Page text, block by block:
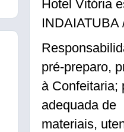
Hotel Vitória
INDAIATUBA
pré-preparo,
à Confeitaria;
adequada de
materiais,